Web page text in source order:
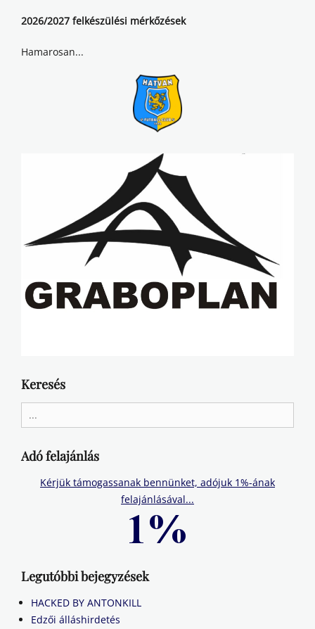
2026/2027 felkészülési mérkőzések
Hamarosan...
Keresés
for:
Adó felajánlás
Kérjük támogassanak bennünket, adójuk 1%-ának
felajánlásával...
Legutóbbi bejegyzések
HACKED BY ANTONKILL
Edzői álláshirdetés